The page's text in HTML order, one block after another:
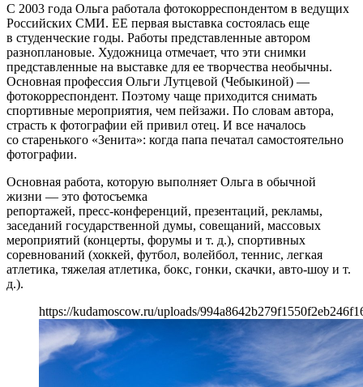
С 2003 года Ольга работала фотокорреспондентом в ведущих
Российских СМИ. ЕЕ первая выставка состоялась еще
в студенческие годы. Работы представленные автором
разноплановые. Художница отмечает, что эти снимки
представленные на выставке для ее творчества необычны.
Основная профессия Ольги Лутцевой (Чебыкиной) —
фотокорреспондент. Поэтому чаще приходится снимать
спортивные мероприятия, чем пейзажи. По словам автора,
страсть к фотографии ей привил отец. И все началось
со старенького «Зенита»: когда папа печатал самостоятельно
фотографии.
Основная работа, которую выполняет Ольга в обычной
жизни — это фотосъемка
репортажей, пресс-конференций, презентаций, рекламы,
заседаний государственной думы, совещаний, массовых
мероприятий (концерты, форумы и т. д.), спортивных
соревнований (хоккей, футбол, волейбол, теннис, легкая
атлетика, тяжелая атлетика, бокс, гонки, скачки, авто-шоу и т.
д.).
https://kudamoscow.ru/uploads/